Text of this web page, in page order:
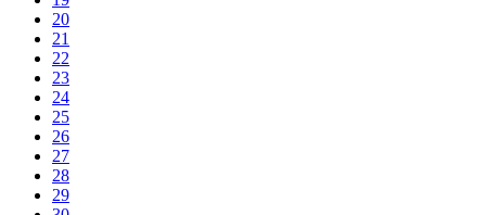
20
21
22
23
24
25
26
27
28
29